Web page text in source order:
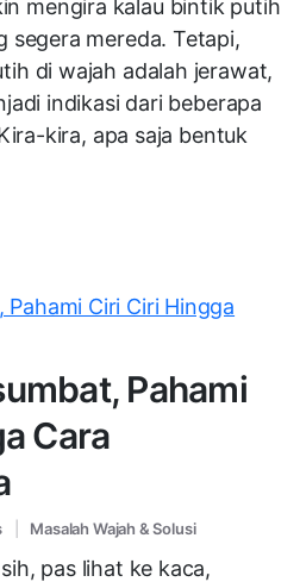
mengira kalau bintik putih
segera mereda. Tetapi,
di wajah adalah jerawat,
indikasi dari beberapa
kira, apa saja bentuk
Pahami
Cara
Masalah Wajah & Solusi
pas lihat ke kaca,